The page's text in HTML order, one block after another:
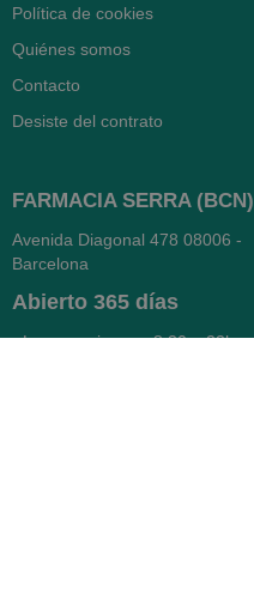
Política de cookies
Quiénes somos
Contacto
Desiste del contrato
FARMACIA SERRA (BCN)
Avenida Diagonal 478 08006 -
Barcelona
Abierto 365 días
- Lunes a viernes: 8.30 a 22h